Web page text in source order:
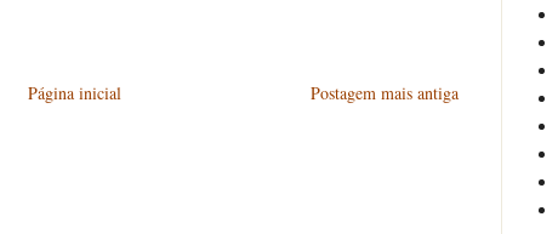
Postagem mais antiga
Página inicial